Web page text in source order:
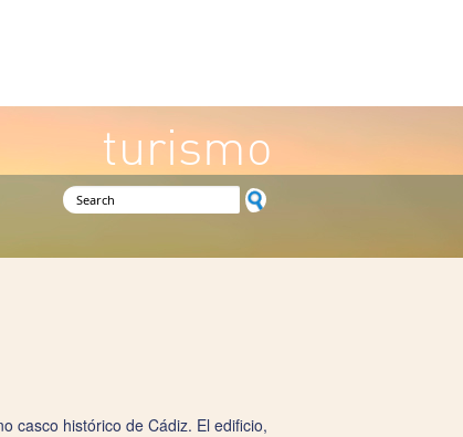
turismo
Search form
casco histórico de Cádiz. El edificio,